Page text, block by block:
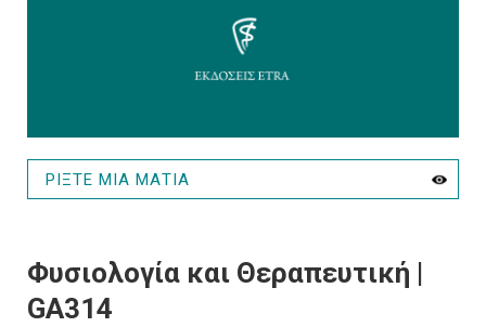
ΡΙΞΤΕ ΜΙΑ ΜΑΤΙΑ
Φυσιολογία και Θεραπευτική |
GA314